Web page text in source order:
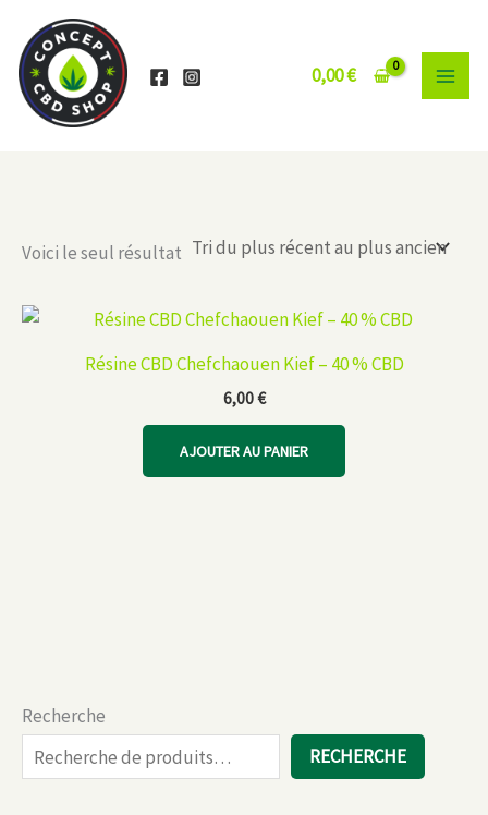
contenu
0,00€
Recherche
RECHERCHE
Voici le seul résultat
Résine CBD Chefchaouen Kief – 40 % CBD
6,00€
AJOUTER AU PANIER